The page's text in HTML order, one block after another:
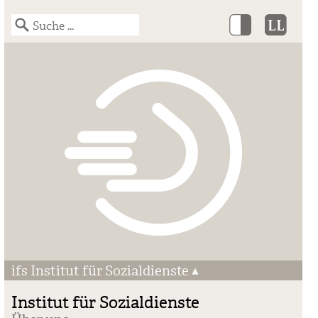
ifs Institut für Sozialdienste
Institut für Sozialdienste